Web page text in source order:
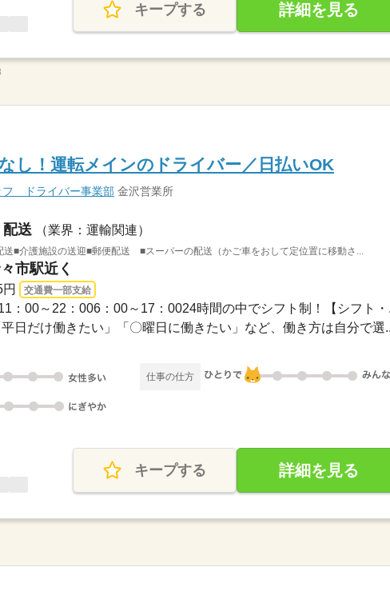
キープする 詳細を見る
し！運転メインのドライバー／日払いOK
フ ドライバー事業部 金沢営業所
配送 （業界：運輸関連）
送■介護施設の送迎■郵便配送 ■スーパーの配送（かご車をおして定位置に移動さ...
市駅近く
交通費一部支給
：00～22：006：00～17：0024時間の中でシフト制！【シフト・
平日だけ働きたい」「〇曜日に働きたい」など、働き方は自分で選
仕事の仕方
キープする 詳細を見る